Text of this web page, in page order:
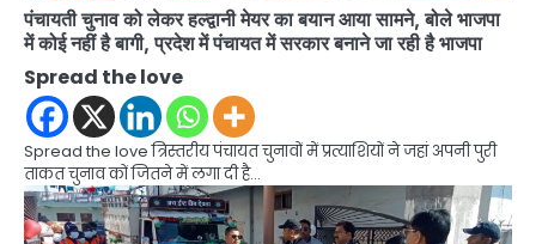
पंचायती चुनाव को लेकर हल्द्वानी मेयर का बयान आया सामने, बोले भाजपा
में कोई नहीं है बागी, प्रदेश में पंचायत में सरकार बनाने जा रही है भाजपा
Spread the love
Spread the love त्रिस्तरीय पंचायत चुनावों में प्रत्याशियों ने जहां अपनी पुरी
ताकत चुनाव कों जितने में लगा दी है…